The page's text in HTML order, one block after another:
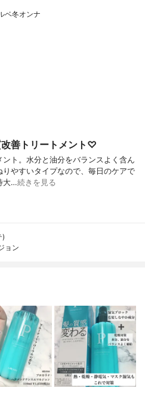
ベ冬オンナ
改善トリートメント♡
ト。水分と油分をバランスよく含ん
やすいタイプなので、毎日のケアで
大…続きを見る
)
ョン